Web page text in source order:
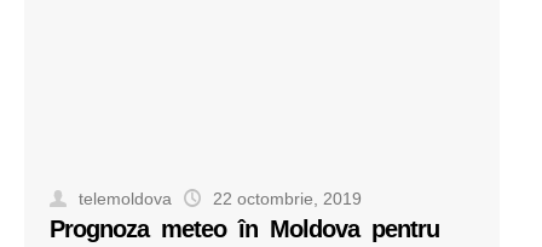
telemoldova 22 octombrie, 2019
Prognoza meteo în Moldova pentru